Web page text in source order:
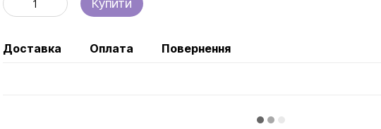
Купити
Доставка Оплата Повернення